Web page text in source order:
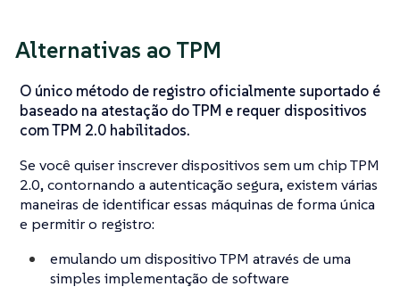
Alternativas ao TPM
O único método de registro oficialmente suportado é
baseado na atestação do TPM e requer dispositivos
com TPM 2.0 habilitados.
Se você quiser inscrever dispositivos sem um chip TPM
2.0, contornando a autenticação segura, existem várias
maneiras de identificaressas máquinas de forma única
e permitir o registro:
emulando um dispositivo TPM através de uma
simples implementação de software